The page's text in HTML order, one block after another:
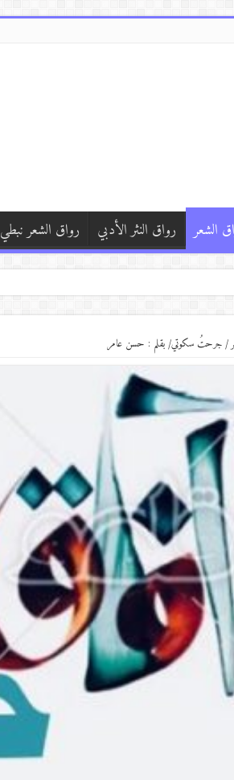
الشعر رواق النثر الأدبي رواق الشعر نبطي
/جرحتُ سكوتي/ بقلم : حسن عامر